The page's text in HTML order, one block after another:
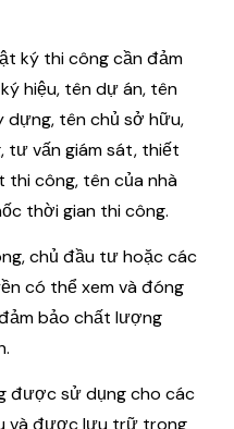
ký thi công cần đảm
hiệu, tên dự án, tên
dựng, tên chủ sở hữu,
tư vấn giám sát, thiết
thi công, tên của nhà
thời gian thi công.
chủ đầu tư hoặc các
có thể xem và đóng
bảo chất lượng
được sử dụng cho các